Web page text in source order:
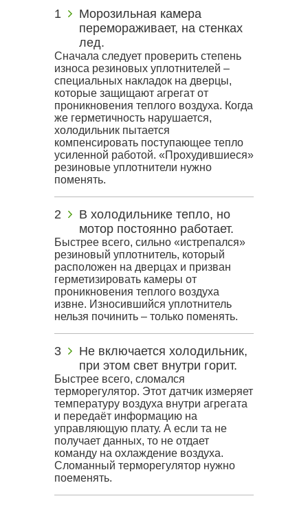
Морозильная камера
перемораживает, на стенках
лед.
Сначала следует проверить степень
износа резиновых уплотнителей –
специальных накладок на дверцы,
которые защищают агрегат от
проникновения теплого воздуха. Когда
же герметичность нарушается,
холодильник пытается
компенсировать поступающее тепло
усиленной работой. «Прохудившиеся»
резиновые уплотнители нужно
поменять.
В холодильнике тепло, но
мотор постоянно работает.
Быстрее всего, сильно «истрепался»
резиновый уплотнитель, который
расположен на дверцах и призван
герметизировать камеры от
проникновения теплого воздуха
извне. Износившийся уплотнитель
нельзя починить – только поменять.
Не включается холодильник,
при этом свет внутри горит.
Быстрее всего, сломался
терморегулятор. Этот датчик измеряет
температуру воздуха внутри агрегата
и передаёт информацию на
управляющую плату. А если та не
получает данных, то не отдает
команду на охлаждение воздуха.
Сломанный терморегулятор нужно
поеменять.